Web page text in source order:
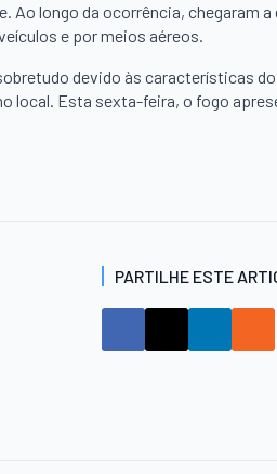
longo da ocorrência, chegaram
e por meios aéreos.
devido às características
local. Esta sexta-feira, o fogo
PARTILHE ESTE